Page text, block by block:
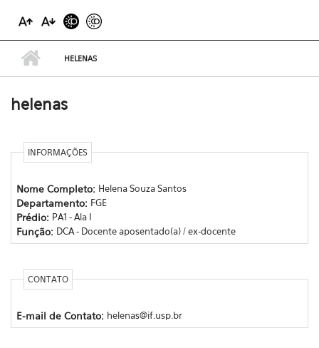
HELENAS
helenas
INFORMAÇÕES
Nome Completo: Helena Souza Santos
Departamento: FGE
Prédio: PA1 - Ala I
Função: DCA - Docente aposentado(a) / ex-docente
CONTATO
E-mail de Contato: helenas@if.usp.br